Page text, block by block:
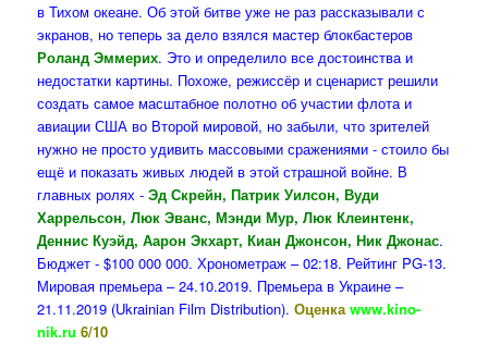
в Тихом океане. Об этой битве уже не раз рассказывали с
экранов, но теперь за дело взялся мастер блокбастеров
Роланд Эммерих. Это и определило все достоинства и
недостатки картины. Похоже, режиссёр и сценарист решили
создать самое масштабное полотно об участии флота и
авиации США во Второй мировой, но забыли, что зрителей
нужно не просто удивить массовыми сражениями - стоило бы
ещё и показать живых людей в этой страшной войне. В
главных ролях - Эд Скрейн, Патрик Уилсон, Вуди
Харрельсон, Люк Эванс, Мэнди Мур, Люк Клеинтенк,
Деннис Куэйд, Аарон Экхарт, Киан Джонсон, Ник Джонас.
Бюджет - $100 000 000. Хронометраж – 02:18. Рейтинг PG-13.
Мировая премьера – 24.10.2019. Премьера в Украине –
21.11.2019 (Ukrainian Film Distribution).Оценка www.kino-
nik.ru 6/10